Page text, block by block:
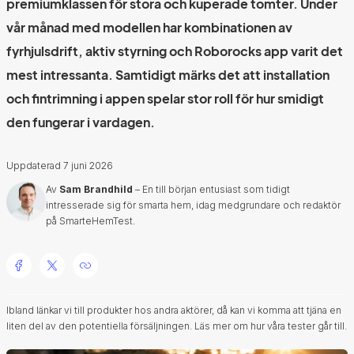
premiumklassen för stora och kuperade tomter. Under
vår månad med modellen har kombinationen av
fyrhjulsdrift, aktiv styrning och Roborocks app varit det
mest intressanta. Samtidigt märks det att installation
och fintrimning i appen spelar stor roll för hur smidigt
den fungerar i vardagen.
Uppdaterad 7 juni 2026
Av Sam Brandhild – En till början entusiast som tidigt
intresserade sig för smarta hem, idag medgrundare och redaktör
på SmarteHemTest.
Ibland länkar vi till produkter hos andra aktörer, då kan vi komma att tjäna en
liten del av den potentiella försäljningen. Läs mer om hur våra tester går till.